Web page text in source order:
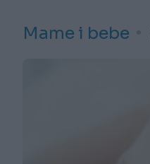
Mame i bebe